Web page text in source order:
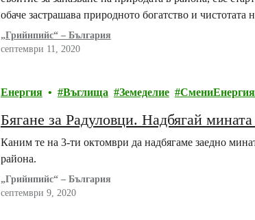
обаче застрашава природното богатство и
„Грийнпийс“ – България
септември 11, 2020
Енергия Въглища Земеделие
Бягане за Радуловци. Надбягай
Каним те на 3-ти октомври да надбягаме заедно
района.
„Грийнпийс“ – България
септември 9, 2020